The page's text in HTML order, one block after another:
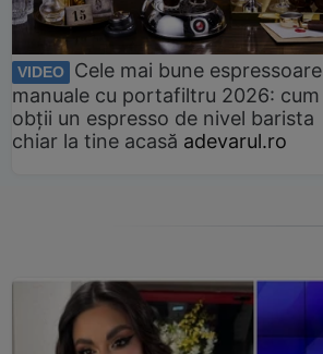
VIDEO
Cele mai bune espressoare
manuale cu portafiltru 2026: cum
obții un espresso de nivel barista
chiar la tine acasă adevarul.ro